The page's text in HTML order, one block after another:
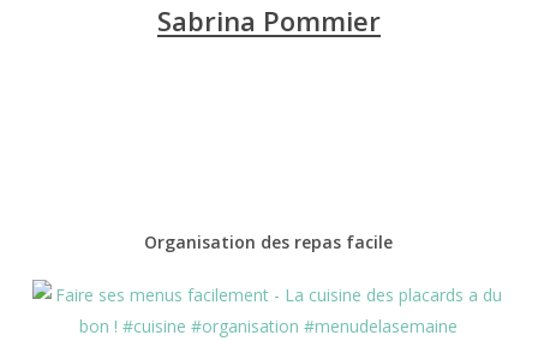
Sabrina Pommier
Organisation des repas facile